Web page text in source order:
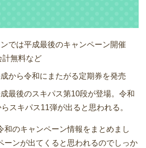
では平成最後のキャンペーン開催
計無料など
から令和にまたがる定期券を発売
最後のスキパス第10段が登場。令和
スキパス11弾が出ると思われる。
和のキャンペーン情報をまとめまし
ーンが出てくると思われるのでしっか